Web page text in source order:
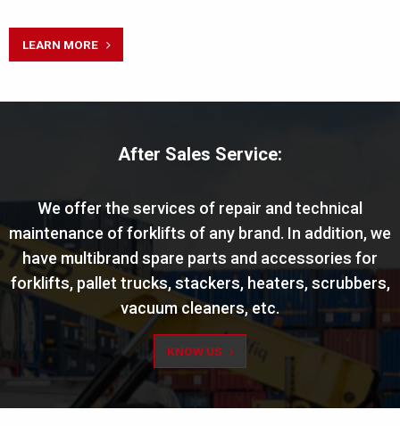
LEARN MORE
After Sales Service:
We offer the services of repair and technical
maintenance of forklifts of any brand. In addition, we
have multibrand spare parts and accessories for
forklifts, pallet trucks, stackers, heaters, scrubbers,
vacuum cleaners, etc.
KNOW US